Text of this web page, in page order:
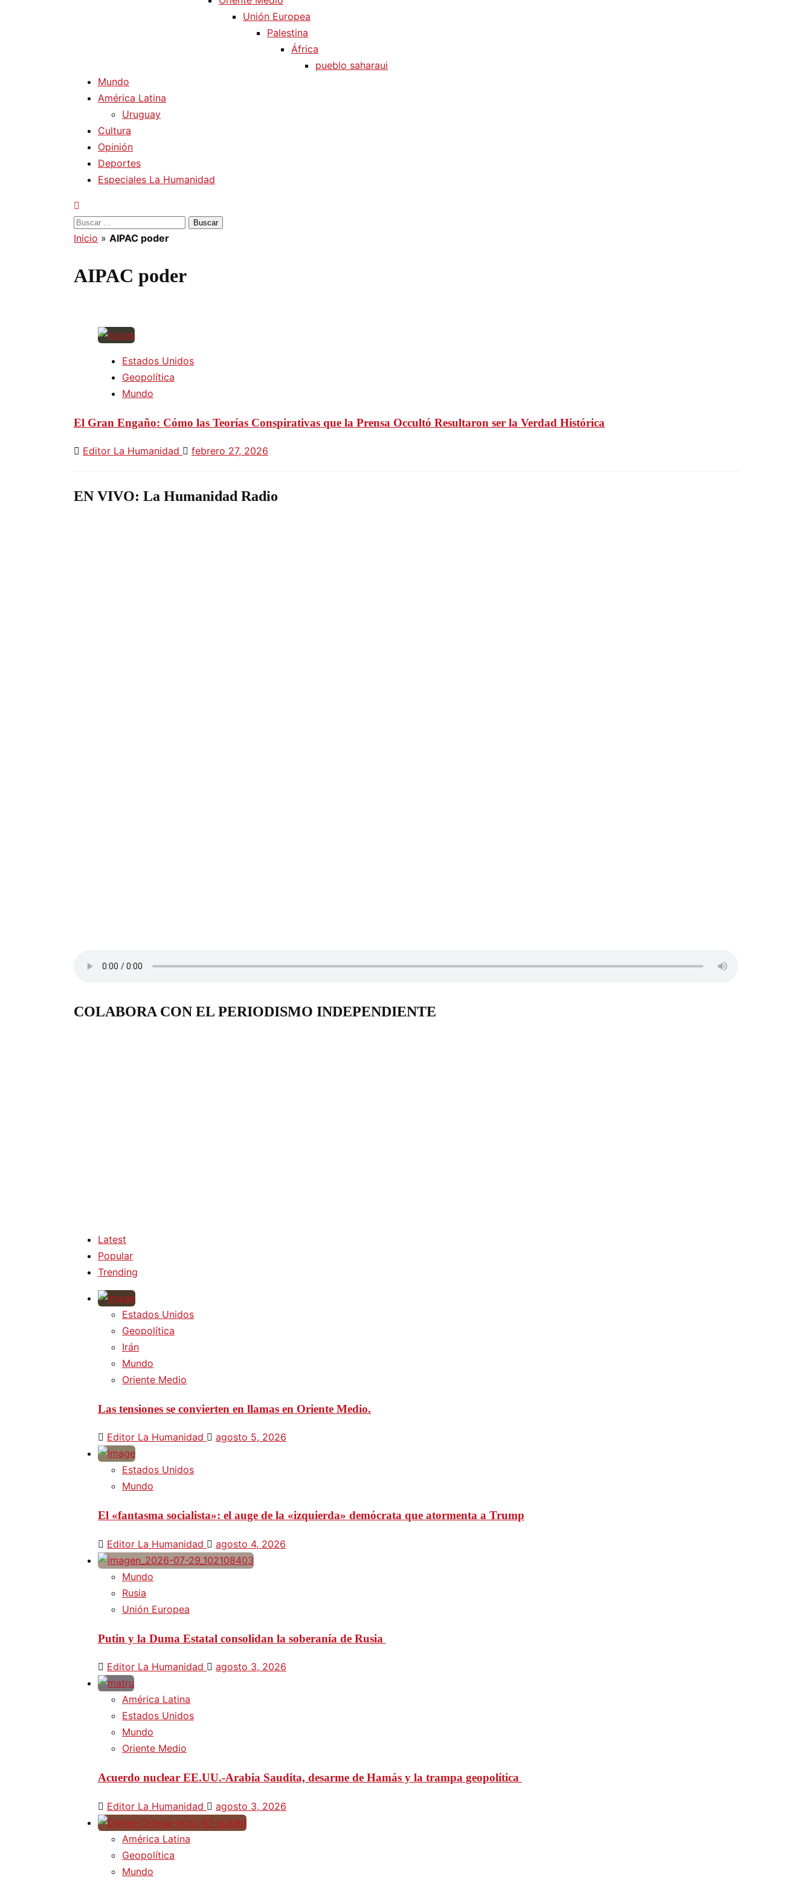
Unión Europea
Palestina
África
pueblo saharaui
Mundo
América Latina
Uruguay
Cultura
Opinión
Deportes
Especiales La Humanidad
Buscar:
Inicio » AIPAC poder
AIPAC poder
Estados Unidos
Geopolítica
Mundo
El Gran Engaño: Cómo las Teorías Conspirativas que la Prensa Occultó Resultaron ser la Verdad Histórica
Editor La Humanidad febrero 27, 2026
EN VIVO: La Humanidad Radio
COLABORA CON EL PERIODISMO INDEPENDIENTE
Latest
Popular
Trending
Estados Unidos
Geopolítica
Irán
Mundo
Oriente Medio
Las tensiones se convierten en llamas en Oriente Medio.
Editor La Humanidad agosto 5, 2026
Estados Unidos
Mundo
El «fantasma socialista»: el auge de la «izquierda» demócrata que atormenta a Trump
Editor La Humanidad agosto 4, 2026
Mundo
Rusia
Unión Europea
Putin y la Duma Estatal consolidan la soberanía de Rusia
Editor La Humanidad agosto 3, 2026
América Latina
Estados Unidos
Mundo
Oriente Medio
Acuerdo nuclear EE.UU.-Arabia Saudita, desarme de Hamás y la trampa geopolítica
Editor La Humanidad agosto 3, 2026
América Latina
Geopolítica
Mundo